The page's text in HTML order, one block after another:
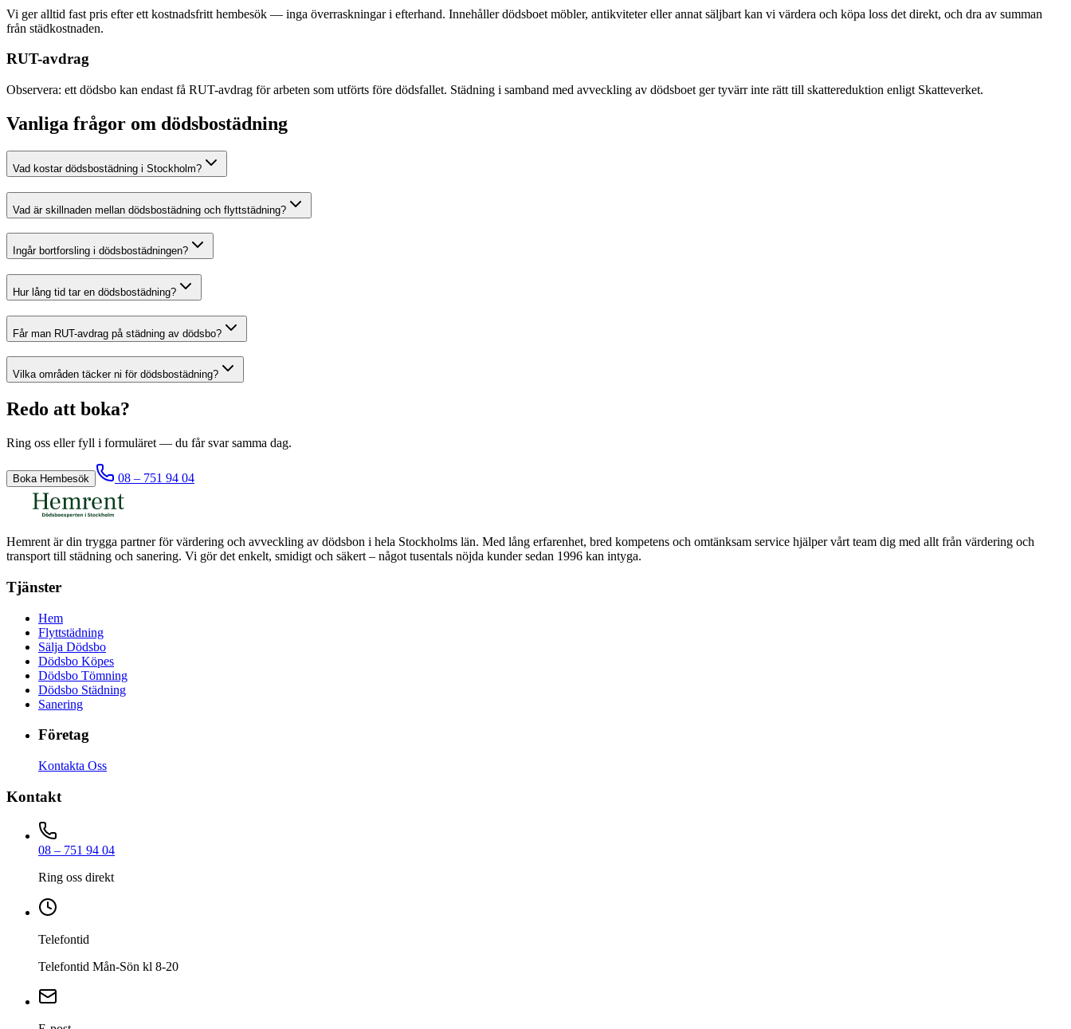
Vi ger alltid fast pris efter ett kostnadsfritt hembesök — inga överraskningar i efterhand. Innehåller dödsboet möbler, antikviteter eller annat säljbart kan vi värdera och köpa loss det direkt, och dra av summan
från städkostnaden.
RUT-avdrag
Observera: ett dödsbo kan endast få RUT-avdrag för arbeten som utförts före dödsfallet. Städning i samband med avveckling av dödsboet ger tyvärr inte rätt till skattereduktion enligt Skatteverket.
Vanliga frågor om dödsbostädning
Vad kostar dödsbostädning i Stockholm?
Vad är skillnaden mellan dödsbostädning och flyttstädning?
Ingår bortforsling i dödsbostädningen?
Hur lång tid tar en dödsbostädning?
Får man RUT-avdrag på städning av dödsbo?
Vilka områden täcker ni för dödsbostädning?
Redo att boka?
Ring oss eller fyll i formuläret — du får svar samma dag.
Boka Hembesök 08 – 751 94 04
Hemrent är din trygga partner för värdering och avveckling av dödsbon i hela Stockholms län. Med lång erfarenhet, bred kompetens och omtänksam service hjälper vårt team dig med allt från värdering och
transport till städning och sanering. Vi gör det enkelt, smidigt och säkert – något tusentals nöjda kunder sedan 1996 kan intyga.
Tjänster
Hem
Flyttstädning
Sälja Dödsbo
Dödsbo Köpes
Dödsbo Tömning
Dödsbo Städning
Sanering
Företag
Kontakta Oss
Kontakt
08 – 751 94 04
Ring oss direkt
Telefontid
Telefontid Mån-Sön kl 8-20